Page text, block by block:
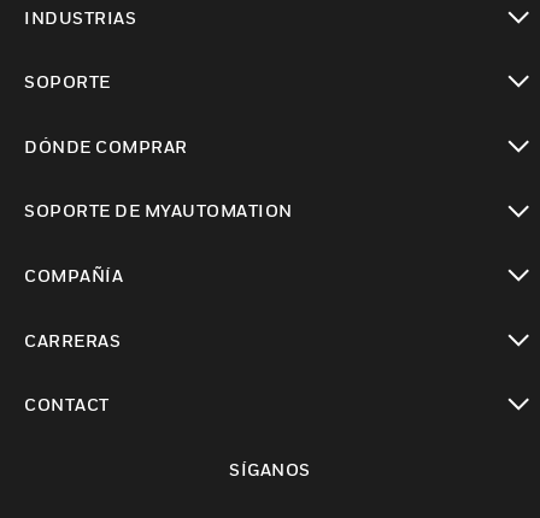
INDUSTRIAS
SOPORTE
DÓNDE COMPRAR
SOPORTE DE MYAUTOMATION
COMPAÑÍA
CARRERAS
CONTACT
SÍGANOS